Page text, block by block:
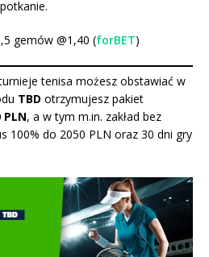
gemów @1,40 (forBET)
tenisa możesz obstawiać w
TBD otrzymujesz pakiet
PLN, a w tym m.in. zakład bez
100% do 2050 PLN oraz 30 dni gry